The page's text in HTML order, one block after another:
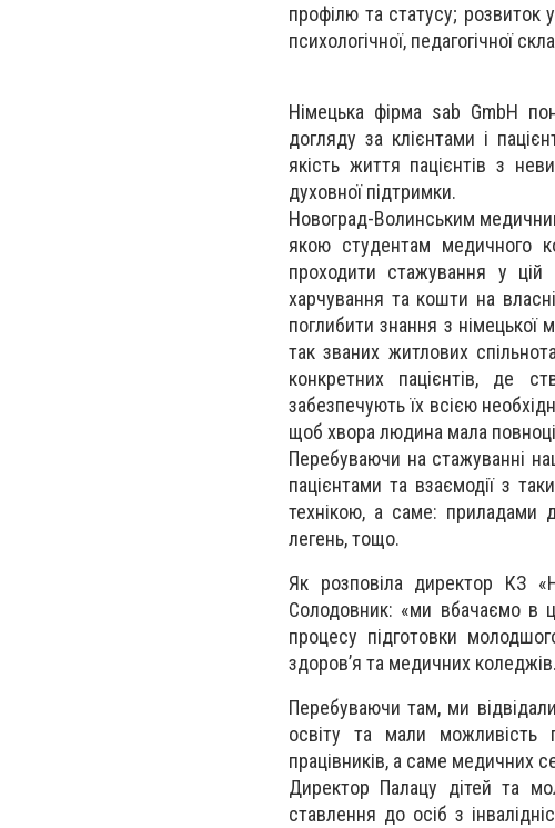
профілю та статусу; розвиток
психологічної, педагогічної
Німецька фірма sab GmbH
догляду за клієнтами і
якість життя пацієнтів з
духовної підтримки.
Новоград-Волинським
якою студентам медичного
проходити стажування у
харчування та кошти на
поглибити знання з німецької
так званих житлових
конкретних пацієнтів, де
забезпечують їх всією
щоб хвора людина мала
Перебуваючи на стажуванні
пацієнтами та взаємодії з
технікою, а саме: приладами
легень, тощо.
Як розповіла директор КЗ
Солодовник: «ми вбачаємо в
процесу підготовки
здоров’я та медичних коледжів.
Перебуваючи там, ми
освіту та мали можливість
працівників, а саме медичних
Директор Палацу дітей та
ставлення до осіб з